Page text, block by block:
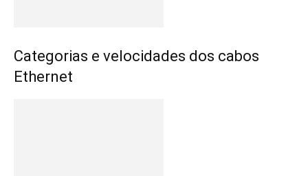
Categorias e velocidades dos cabos
Ethernet